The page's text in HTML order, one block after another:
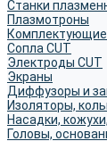
Станки
Плазмотроны
Сопла CUT
Электроды CUT
Экраны
Диффузоры и
Изоляторы,
Насадки,
Головы,